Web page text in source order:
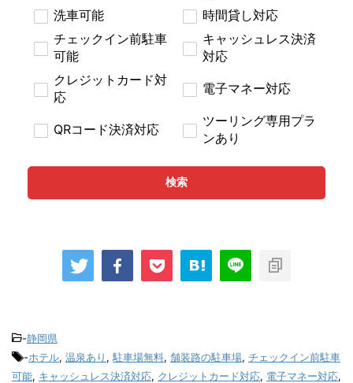
洗車可能
時間貸し対応
チェックイン前駐車
可能
キャッシュレス決済
対応
クレジットカード対
応
電子マネー対応
QRコード決済対応
ツーリング専用プラ
ンあり
検索
-静岡県
-ホテル, 温泉あり , 駐車場無料, 舗装路の駐車場, チェックイン前駐車
可能, キャッシュレス決済対応, クレジットカード対応, 電子マネー対応,